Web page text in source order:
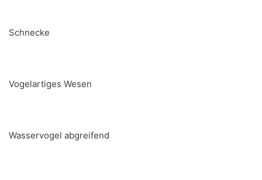
Schnecke
Vogelartiges Wesen
Wasservogel abgreifend